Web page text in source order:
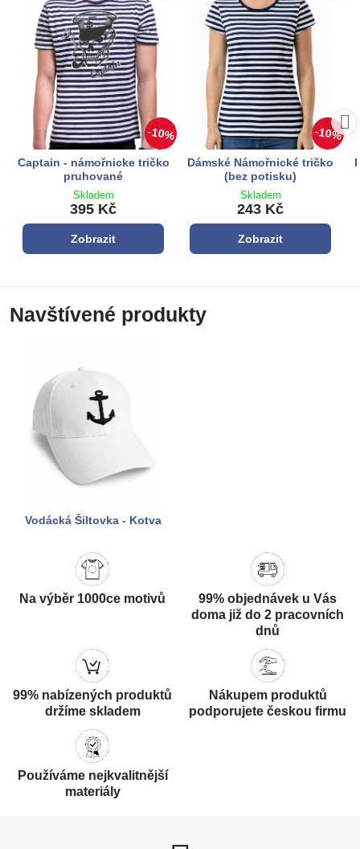
10%
Captain - námořnicke tričko
pruhované
Skladem
395 Kč
Zobrazit
10%
Dámské Námořnické tričko
(bez potisku)
Skladem
243 Kč
Zobrazit
Navštívené produkty
Vodácká Šiltovka - Kotva
Na výběr 1000ce motivů
99% objednávek u Vás
doma již do 2 pracovních
dnů
99% nabízených produktů
držíme skladem
Nákupem produktů
podporujete českou firmu
Používáme nejkvalitnější
materiály